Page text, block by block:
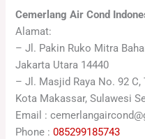
Cemerlang Air Cond
Alamat:
– Jl. Pakin Ruko Mitra
Jakarta Utara 14440
– Jl. Masjid Raya No. 92
Kota Makassar, Sulawesi
Email :
Phone :085299185743